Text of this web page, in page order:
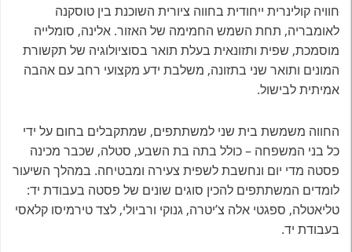
חוויה קולינרית ייחודית בחווה ציורית השוכנת בין טוסקנה
לאומבריה, תחת השמש החמימה של האזור. אלינה, סומלייה
מוסמכת, שפית ותזונאית בעלת תואר בסוציולוגיה של תקשורת
המונים ותואר שני בתזונה, משלבת ידע מקצועי רחב עם אהבה
אמיתית לבישול.
החווה משמשת בית שני למשתתפים, שמתקבלים בחום על ידי
כל בני המשפחה – כולל בתה בת השבע, סטלה, שכבר מכינה
פסטה מדי יום ונחשבת לשפית צעירה ומבטיחה. במהלך השיעור
לומדים המשתתפים להכין סוגים שונים של פסטה בעבודת יד:
טליאטלה, ספגטי אלה צ’יטרה, גנוקי ורביולי, לצד טירמיסו קלאסי
בעבודת יד.